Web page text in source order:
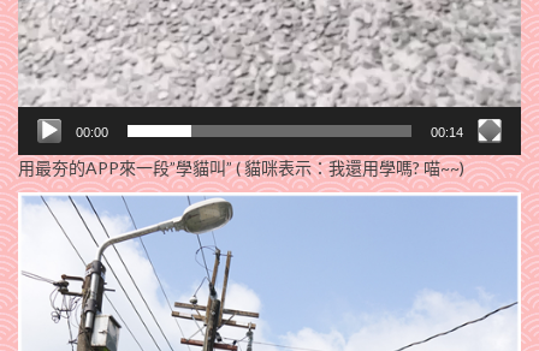
00:00 00:14
用最夯的APP來一段”學貓叫” ( 貓咪表示：我還用學嗎? 喵~~)